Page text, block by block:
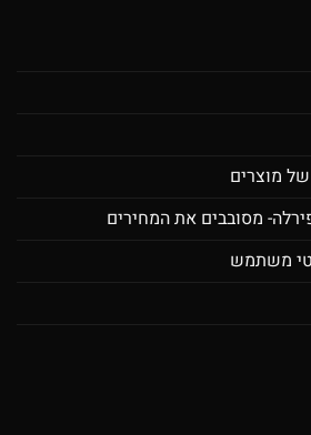
מוצרים
מסובבים את המחירים
משתמש